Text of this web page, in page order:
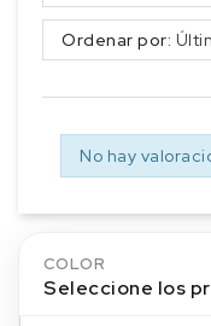
Ordenar por:
No hay
COLOR
Seleccione los